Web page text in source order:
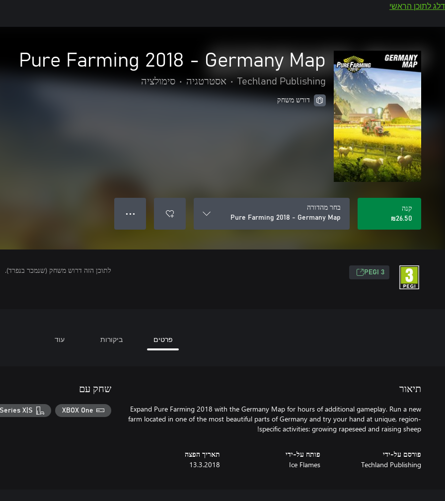
דלג לתוכן הראשי
Pure Farming 2018 - Germany Map
Techland Publishing
• אסטרטגיה • סימולציה
דורש משחק
קנה
‪₪‎26.50‬
בחר מהדורה
Pure Farming 2018 - Germany Map
● ● ●
PEGI 3 לתוכן הזה דרוש משחק (שנמכר בנפרד).
פרטים ביקורות עוד
תיאור
Expand Pure Farming 2018 with the Germany Map for hours of additional gameplay. Run a new
farm located in one of the most beautiful parts of Germany and try your hand at unique, region-
specific activities: growing rapeseed and raising sheep!
פורסם על-ידי
Techland Publishing
פותח על-ידי
Ice Flames
תאריך הפצה
13.3.2018
שחק עם
XBOX One
X|S